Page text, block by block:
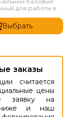
для работы в...
Выбрать
заказы
считается
цены
заявку на
ниже и наш